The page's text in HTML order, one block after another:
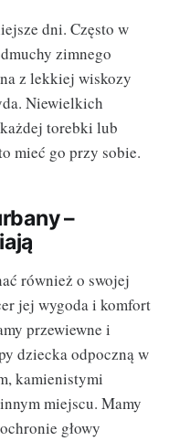
dni. Często w
zimnego
z lekkiej wiskozy
Niewielkich
torebki lub
mieć go przy sobie.
–
również o swojej
jej wygoda i komfort
przewiewne i
dziecka odpoczną w
kamienistymi
miejscu. Mamy
głowy